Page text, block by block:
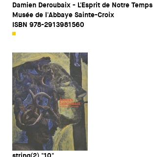
Damien Deroubaix - L'Esprit de Notre Temps
Musée de l'Abbaye Sainte-Croix
ISBN 978-2913981560